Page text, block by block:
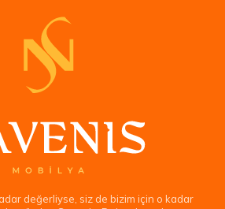
değerliyse, siz de bizim için o kadar